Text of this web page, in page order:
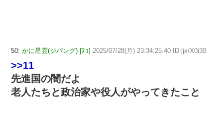
50: かに星雲(ジパング) [ﾇｺ] 2025/07/28(月) 23:34:25.40 ID:jjx/X0i30
>>11
先進国の闇だよ
老人たちと政治家や役人がやってきたこと